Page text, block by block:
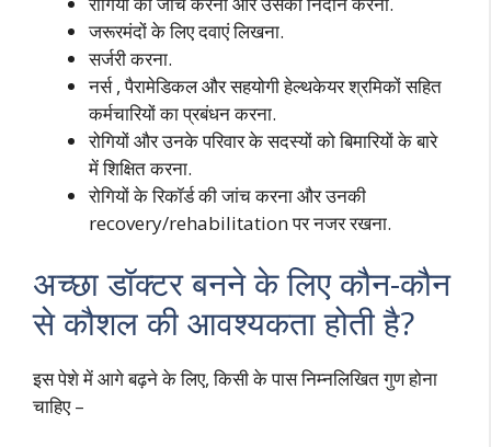
जरूरमंदों के लिए दवाएं लिखना.
सर्जरी करना.
नर्स , पैरामेडिकल और सहयोगी हेल्थकेयर श्रमिकों सहित
कर्मचारियों का प्रबंधन करना.
रोगियों और उनके परिवार के सदस्यों को बिमारियों के बारे
में शिक्षित करना.
रोगियों के रिकॉर्ड की जांच करना और उनकी
recovery/rehabilitation पर नजर रखना.
अच्छा डॉक्टर बनने के लिए कौन-कौन
से कौशल की आवश्यकता होती है?
इस पेशे में आगे बढ़ने के लिए, किसी के पास निम्नलिखित गुण होना
चाहिए –